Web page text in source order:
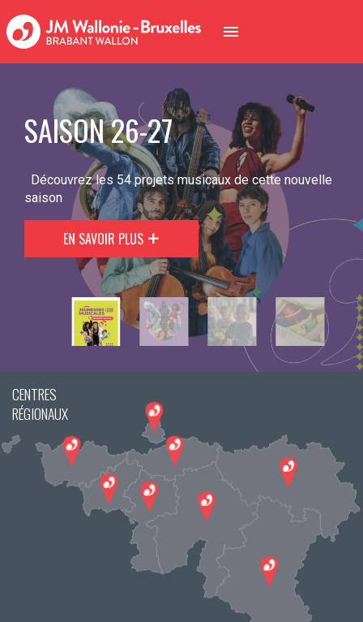
SAISON 26-27
Découvrez les 54 projets musicaux de cette nouvelle
saison
EN SAVOIR PLUS
CENTRES
RÉGIONAUX